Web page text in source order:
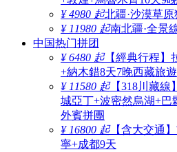
¥ 4980 起北疆·沙漠草
¥ 11980 起南北疆·全景
中国热门拼团
¥ 6480 起【經典行程】
+納木錯8天7晚西藏旅
¥ 11580 起【318川藏線
城亞丁+波密然烏湖+巴
外賓拼團
¥ 16800 起【含大交通
寧+成都9天